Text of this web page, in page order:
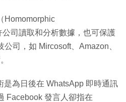
Homomorphic
司讀取和分析數據，也可保護
司，如 Mircosoft、Amazon、
是為日後在 WhatsApp 即時通訊
Facebook 發言人卻指在